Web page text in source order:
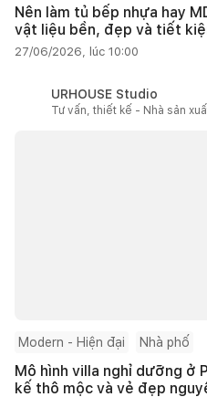
Nên làm tủ bếp nhựa hay
vật liệu bền, đẹp và tiết
27/06/2026, lúc 10:00
URHOUSE Studio
Tư vấn, thiết kế - Nhà sản
Modern - Hiện đại Nhà phố
Mô hình villa nghỉ dưỡng ở
kế thô mộc và vẻ đẹp